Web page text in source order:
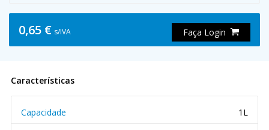
0,65 € s/IVA Faça Login
Características
Capacidade 1L